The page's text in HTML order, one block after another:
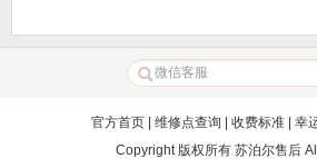
官方首页| 维修点查询 收费标准| 幸
Copyright 版权所有 苏泊尔售后